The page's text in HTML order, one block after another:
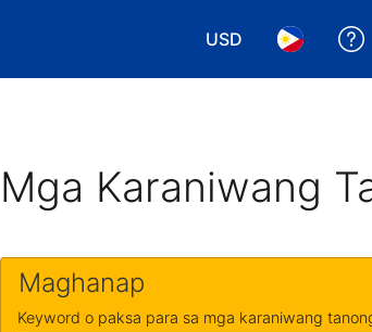
USD
Pumili ngPumili ng
Mga Karaniwang
Maghanap
Keyword o paksa para sa mga karaniwang